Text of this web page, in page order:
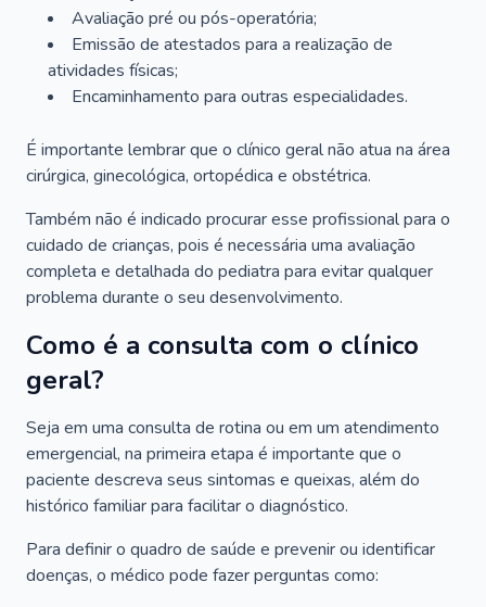
Avaliação pré ou pós-operatória;
Emissão de atestados para a realização de
atividades físicas;
Encaminhamento para outras especialidades.
É importante lembrar que o clínico geral não atua na área
cirúrgica, ginecológica, ortopédica e obstétrica.
Também não é indicado procurar esse profissional para o
cuidado de crianças, pois é necessária uma avaliação
completa e detalhada do pediatra para evitar qualquer
problema durante o seu desenvolvimento.
Como é a consulta com o clínico
geral?
Seja em uma consulta de rotina ou em um atendimento
emergencial, na primeira etapa é importante que o
paciente descreva seus sintomas e queixas, além do
histórico familiar para facilitar o diagnóstico.
Para definir o quadro de saúde e prevenir ou identificar
doenças, o médico pode fazer perguntas como: